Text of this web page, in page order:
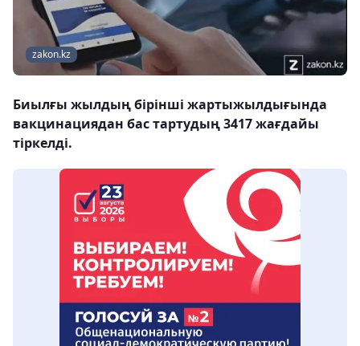
zakon.kz
Биылғы жылдың бірінші жартыжылдығында
вакцинациядан бас тартудың 3417 жағдайы
тіркелді.